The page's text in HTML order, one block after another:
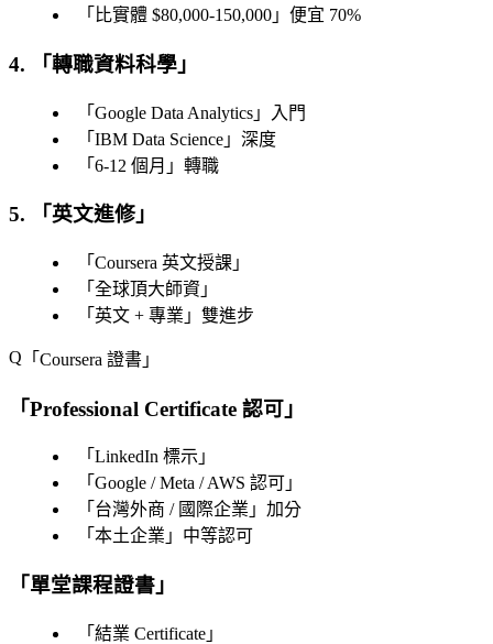
「 比實體 $80,000-150,000 」便宜 70%
4. 「轉職資料科學 」
「 Google Data Analytics 」入門
「 IBM Data Science 」深度
「 6-12 個月 」轉職
5. 「英文進修」
「 Coursera 英文授課 」
「 全球頂大師資 」
「 英文 + 專業 」雙進步
「Coursera 證書」
「Professional Certificate 認可 」
「 LinkedIn 標示 」
「 Google / Meta / AWS 認可
」
「 台灣外商 / 國際企業 」加分
「 本土企業 」中等認可
「 單堂課程證書 」
「 結業 Certificate 」